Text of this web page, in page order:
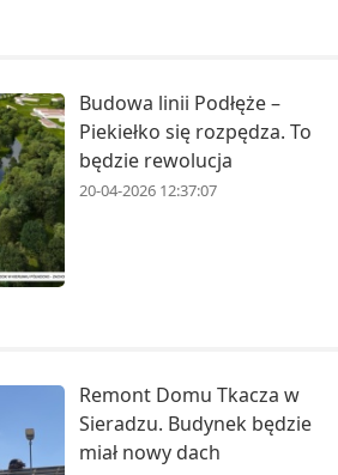
Budowa linii Podłęże –
Piekiełko się rozpędza. To
będzie rewolucja
20-04-2026 12:37:07
Remont Domu Tkacza w
Sieradzu. Budynek będzie
miał nowy dach